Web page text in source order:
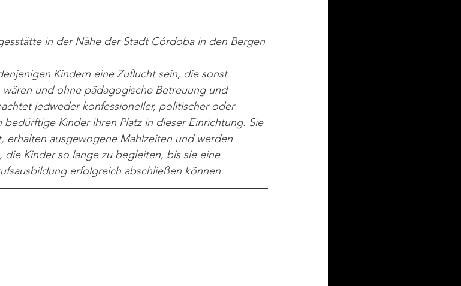
in der Nähe der Stadt Córdoba in den Bergen
Kindern eine Zuflucht sein, die sonst
und ohne pädagogische Betreuung und
jedweder konfessioneller, politischer oder
Kinder ihren Platz in dieser Einrichtung. Sie
ausgewogene Mahlzeiten und werden
die Kinder so lange zu begleiten, bis sie eine
erfolgreich abschließen können.